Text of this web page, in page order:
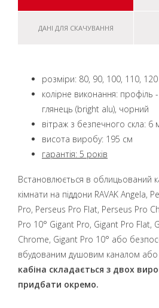
ДАНІ ДЛЯ СКАЧУВАННЯ
розміри: 80, 90, 100, 110,
колірне виконання: профіль
глянець (bright alu), чорний
вітраж з безпечного скла:
висота виробу: 195 см
гарантія: 5 років
Встановлюється в облицьований
кімнати на піддони RAVAK Angela,
Pro, Perseus Pro Flat, Perseus Pro
Pro 10° Gigant Pro, Gigant Pro Flat,
Chrome, Gigant Pro 10° або
вбудованим душовим каналом
кабіна складається з двох
придбати окремо.